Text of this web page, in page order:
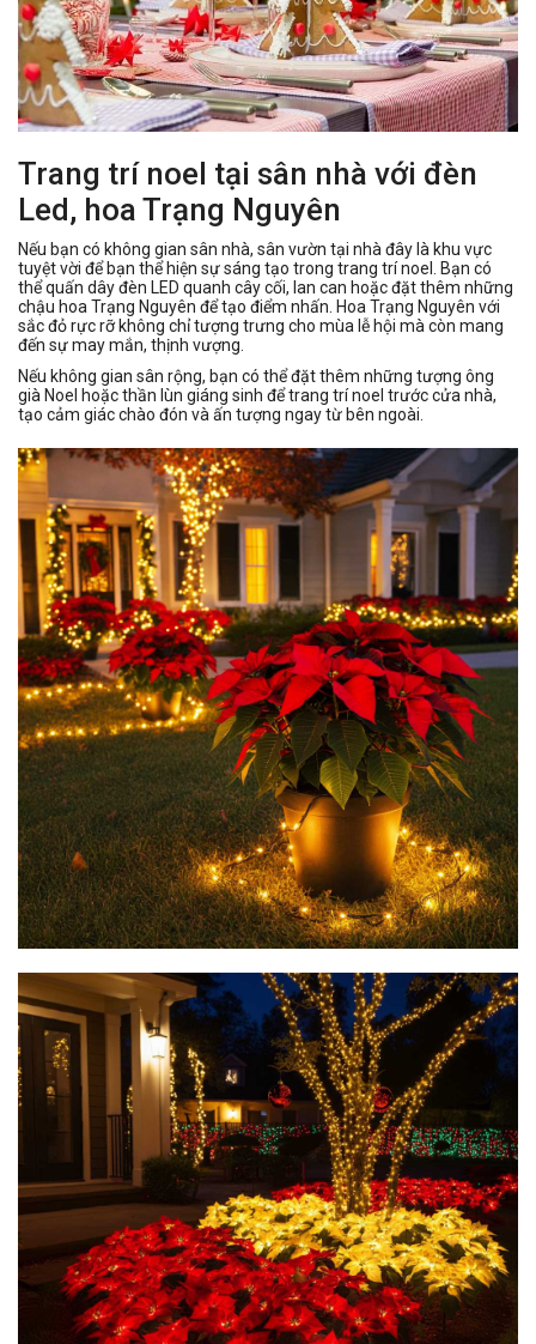
Trang trí noel tại sân nhà với đèn
Led, hoa Trạng Nguyên
Nếu bạn có không gian sân nhà, sân vườn tại nhà đây là khu vực
tuyệt vời để bạn thể hiện sự sáng tạo trong trang trí noel. Bạn có
thể quấn dây đèn LED quanh cây cối, lan can hoặc đặt thêm những
chậu hoa Trạng Nguyên để tạo điểm nhấn. Hoa Trạng Nguyên với
sắc đỏ rực rỡ không chỉ tượng trưng cho mùa lễ hội mà còn mang
đến sự may mắn, thịnh vượng.
Nếu không gian sân rộng, bạn có thể đặt thêm những tượng ông
già Noel hoặc thần lùn giáng sinh để trang trí noel trước cửa nhà,
tạo cảm giác chào đón và ấn tượng ngay từ bên ngoài.